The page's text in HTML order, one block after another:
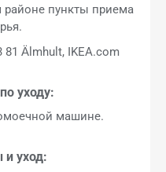
районе пункты приема
81 Älmhult, IKEA.com
уходу:
машине.
уход: